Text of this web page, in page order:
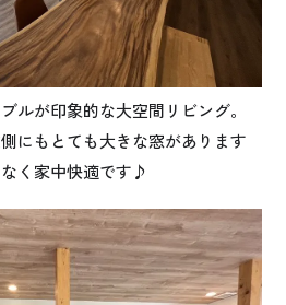
ルが印象的な大空間リビング。
にもとても大きな窓があります
く家中快適です♪